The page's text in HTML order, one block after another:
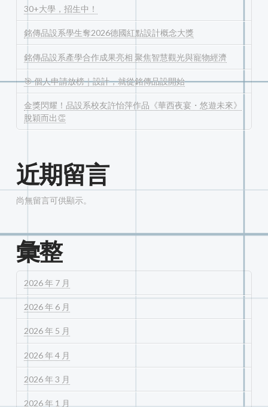
30+大學，招生中！
銘傳品設系學生奪2026德國紅點設計概念大獎
銘傳品設系產學合作成果亮相 聚焦智慧觀光與寵物經濟
🎯 個人申請放榜｜設計，就從銘傳品設開始
金獎閃耀！品設系校友許怡萍作品《華西夜宴・悠遊未來》
脫穎而出👏
近期留言
尚無留言可供顯示。
彙整
2026 年 7 月
2026 年 6 月
2026 年 5 月
2026 年 4 月
2026 年 3 月
2026 年 1 月